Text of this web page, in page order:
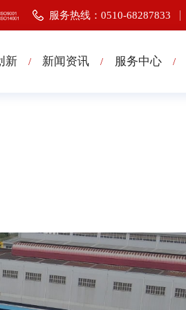
服务热线：0510-68287833
新 / 新闻资讯 / 服务中心 /